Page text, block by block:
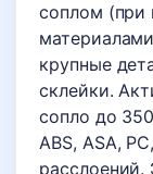
соплом (при
крупные
склейки.
сопло до
ABS, ASA,